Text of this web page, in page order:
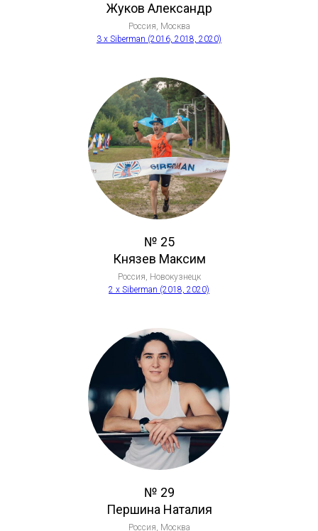
Жуков Александр
Россия, Москва
3 х Siberman (2016, 2018, 2020)
№ 25
Князев Максим
Россия, Новокузнецк
2 x Siberman (2018, 2020)
№ 29
Першина Наталия
Россия, Москва